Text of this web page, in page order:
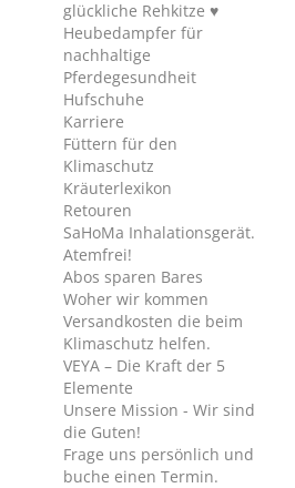
glückliche Rehkitze ♥
Heubedampfer für
nachhaltige
Pferdegesundheit
Hufschuhe
Karriere
Füttern für den
Klimaschutz
Kräuterlexikon
Retouren
SaHoMa Inhalationsgerät.
Atemfrei!
Abos sparen Bares
Woher wir kommen
Versandkosten die beim
Klimaschutz helfen.
VEYA – Die Kraft der 5
Elemente
Unsere Mission - Wir sind
die Guten!
Frage uns persönlich und
buche einen Termin.